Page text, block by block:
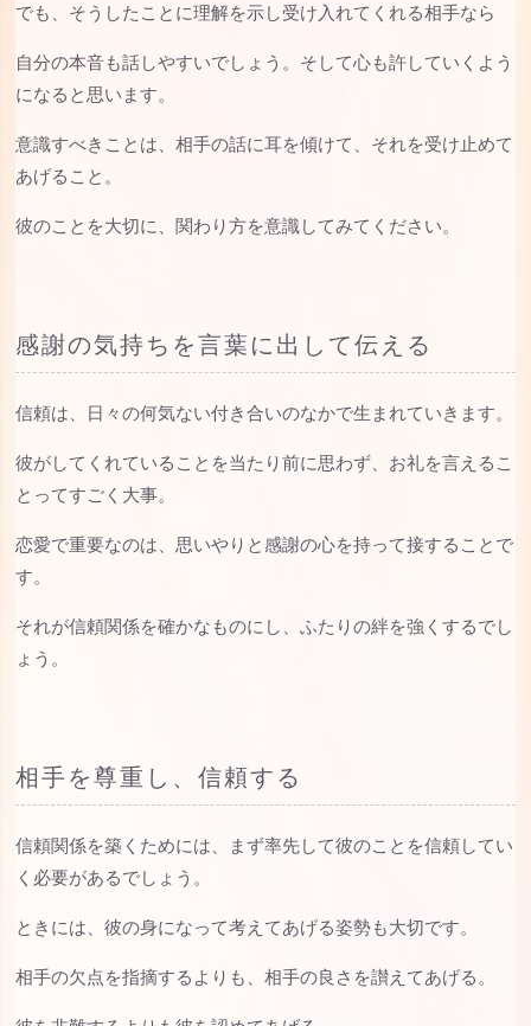
でも、そうしたことに理解を示し受け入れてくれる相手なら
自分の本音も話しやすいでしょう。そして心も許していくよう
になると思います。
意識すべきことは、相手の話に耳を傾けて、それを受け止めて
あげること。
彼のことを大切に、関わり方を意識してみてください。
感謝の気持ちを言葉に出して伝える
信頼は、日々の何気ない付き合いのなかで生まれていきます。
彼がしてくれていることを当たり前に思わず、お礼を言えるこ
とってすごく大事。
恋愛で重要なのは、思いやりと感謝の心を持って接することで
す。
それが信頼関係を確かなものにし、ふたりの絆を強くするでし
ょう。
相手を尊重し、信頼する
信頼関係を築くためには、まず率先して彼のことを信頼してい
く必要があるでしょう。
ときには、彼の身になって考えてあげる姿勢も大切です。
相手の欠点を指摘するよりも、相手の良さを讃えてあげる。